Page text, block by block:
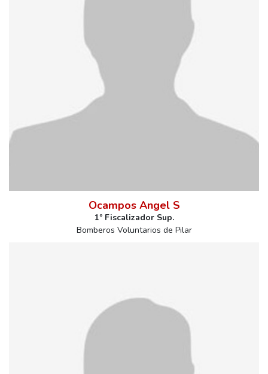
Ocampos Angel S
1º Fiscalizador Sup.
Bomberos Voluntarios de Pilar